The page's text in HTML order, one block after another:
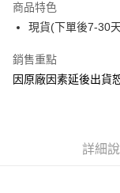
大哥付你分期
相關說明
【大哥付你分期使用說明
1.本服務由台灣大哥大
2.付款方式選擇「大哥
消。如遇「轉專審核」
ATM付款
每筆NT$90，滿
商品特色
現貨(下單後7-30
銷售重點
因原廠因素延後出貨
詳細